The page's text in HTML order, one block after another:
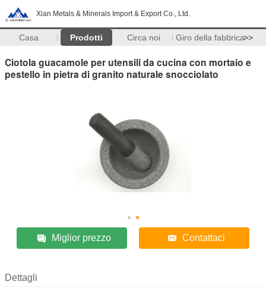
Xian Metals & Minerals Import & Export Co., Ltd.
Casa Prodotti Circa noi Giro della fabbrica>>
Ciotola guacamole per utensili da cucina con mortaio e
pestello in pietra di granito naturale snocciolato
Miglior prezzo Contattaci
Dettagli